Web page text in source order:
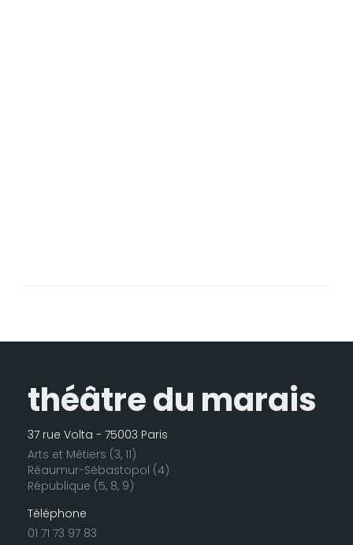
théâtre du marais
37 rue Volta - 75003 Paris
Arts et Métiers (3, 11)
Réaumur-Sébastopol (4)
République (5, 8, 9)
Téléphone
01 71 73 97 83